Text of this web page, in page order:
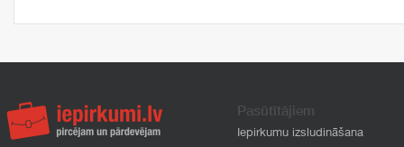
Pasūtītājiem
Iepirkumu izsludināšana